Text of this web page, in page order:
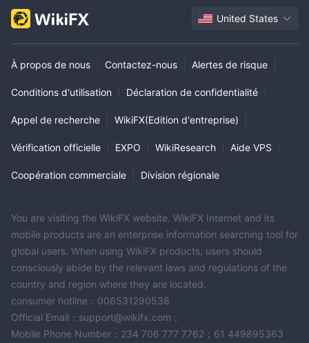
United States
À propos de nous Contactez-nous Alertes de risque
Conditions d'utilisation Déclaration de confidentialité
Appel de recherche WikiFX(Edition d'entreprise)
Vérification officielle EXPO WikiResearch Aide VPS
Coopération commerciale Division régionale
You are visiting the WikiFX website. WikiFX Internet and its
mobile products are an enterprise information searching tool for
global users. When using WikiFX products, users should
consciously abide by the relevant laws and regulations of the
country and region where they are located.
consumer hotline：006531290538
Official Email：support@wikifx.com；
Mobile Phone Number：234 706 777 7762；61 449895363